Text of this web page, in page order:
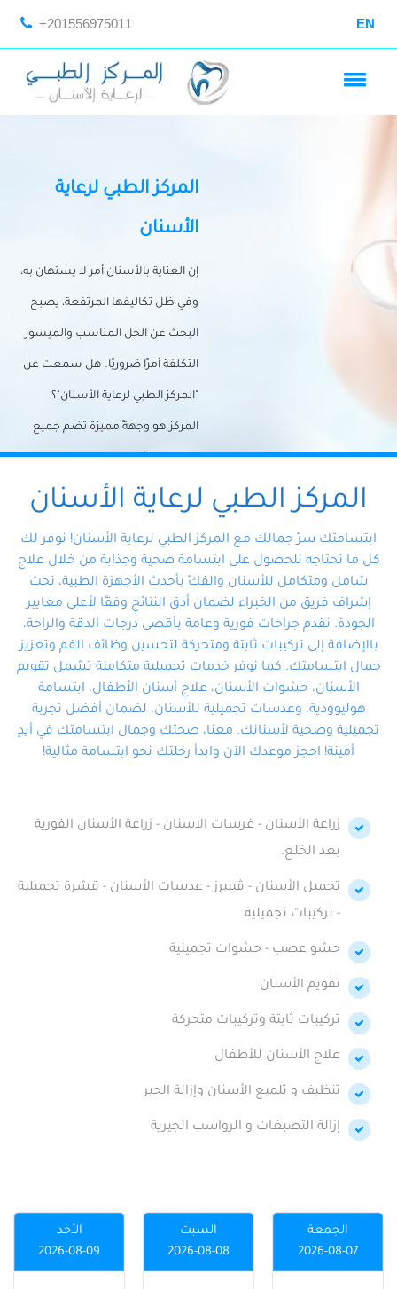
+201556975011 EN
المركز الطبي لرعاية
الأسنان
إن العناية بالأسنان أمر لا يستهان به،
وفي ظل تكاليفها المرتفعة، يصبح
البحث عن الحل المناسب والميسور
التكلفة أمرًا ضروريًا. هل سمعت عن
"المركز الطبي لرعاية الأسنان"؟
المركز هو وجهةً مميزة تضم جميع
احتياجات الأسنان تحت سقف واحد،
وتضمن لك حلاً شاملًا لجميع
المتخصص ذوي الخبرة، ستجد نفسك
في أيد أمينة تلبي احتياجاتك بكل
احترافية ودقة.
المركز الطبي لرعاية الأسنان
ابتسامتك سرّ جمالك مع المركز الطبي لرعاية الأسنان! نوفر لك
كل ما تحتاجه للحصول على ابتسامة صحية وجذابة من خلال علاج
شامل ومتكامل للأسنان والفكّ بأحدث الأجهزة الطبية، تحت
إشراف فريق من الخبراء لضمان أدق النتائج وفقًا لأعلى معايير
الجودة. نقدم جراحات فورية وعامة بأقصى درجات الدقة والراحة،
بالإضافة إلى تركيبات ثابتة ومتحركة لتحسين وظائف الفم وتعزيز
جمال ابتسامتك. كما نوفر خدمات تجميلية متكاملة تشمل تقويم
الأسنان، حشوات الأسنان، علاج أسنان الأطفال، ابتسامة
هوليوودية، وعدسات تجميلية للأسنان، لضمان أفضل تجربة
تجميلية وصحية لأسنانك. معنا، صحتك وجمال ابتسامتك في أيدٍ
أمينة! احجز موعدك الآن وابدأ رحلتك نحو ابتسامة مثالية!
زراعة الأسنان - غرسات الاسنان - زراعة الأسنان الفورية
بعد الخلع.
تجميل الأسنان - ڤينيرز - عدسات الأسنان - قشرة تجميلية
- تركيبات تجميلية.
حشو عصب - حشوات تجميلية
تقويم الأسنان
تركيبات ثابتة وتركيبات متحركة
علاج الأسنان للأطفال
تنظيف و تلميع الأسنان وإزالة الجير
إزالة التصبغات و الرواسب الجيرية
الجمعة
2026-08-07
السبت
2026-08-08
الأحد
2026-08-09